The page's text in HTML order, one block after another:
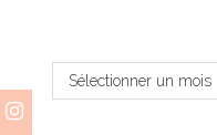
Archives